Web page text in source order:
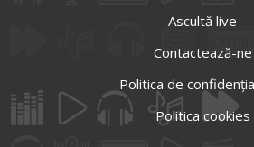
Ascultă live
Contactează-ne
Politica de
Politica cookies